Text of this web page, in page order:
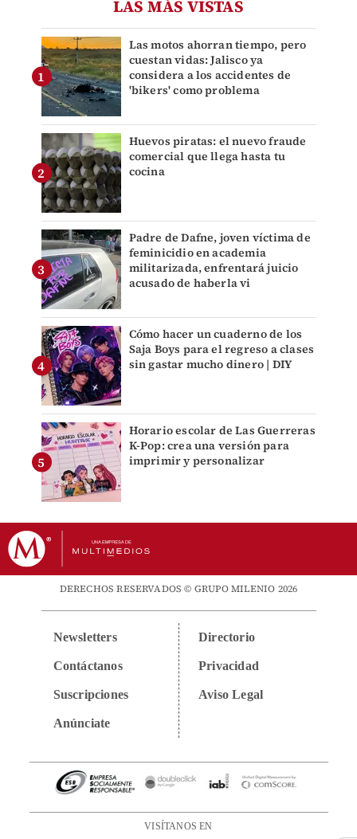
LAS MÁS VISTAS
Las motos ahorran tiempo, pero
cuestan vidas: Jalisco ya
considera a los accidentes de
'bikers' como problema
Huevos piratas: el nuevo fraude
comercial que llega hasta tu
cocina
Padre de Dafne, joven víctima de
feminicidio en academia
militarizada, enfrentará juicio
acusado de haberla vi
Cómo hacer un cuaderno de los
Saja Boys para el regreso a clases
sin gastar mucho dinero | DIY
Horario escolar de Las Guerreras
K-Pop: crea una versión para
imprimir y personalizar
DERECHOS RESERVADOS © GRUPO MILENIO 2026
Newsletters
Contáctanos
Suscripciones
Anúnciate
Directorio
Privacidad
Aviso Legal
VISÍTANOS EN